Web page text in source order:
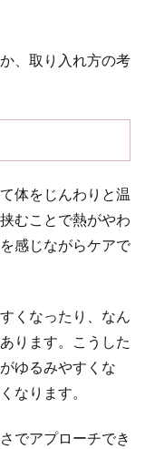
、取り入れ方の考
体をじんわりと温
むことで熱がやわ
感じながらケアで
くなったり、なん
ります。こうした
ゆるみやすくな
なります。
でアプローチでき